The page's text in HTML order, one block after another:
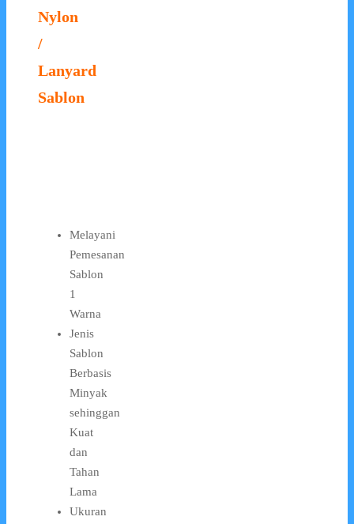
Nylon
/
Lanyard
Sablon
Melayani
Pemesanan
Sablon
1
Warna
Jenis
Sablon
Berbasis
Minyak
sehinggan
Kuat
dan
Tahan
Lama
Ukuran